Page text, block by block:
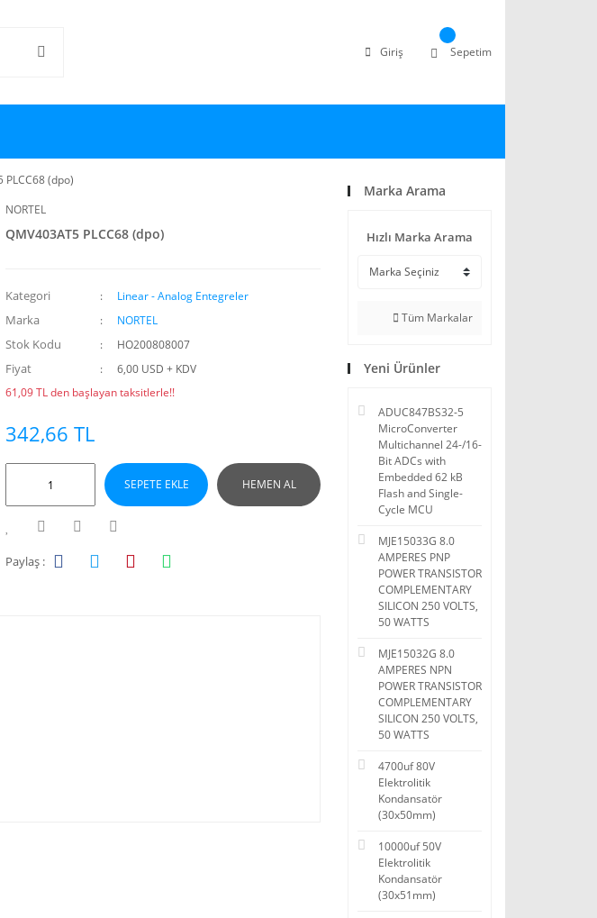
Giriş Sepetim
PLCC68 (dpo)
NORTEL
QMV403AT5 PLCC68 (dpo)
Kategori Linear - Analog Entegreler
Marka NORTEL
Stok Kodu HO200808007
Fiyat
6,00 USD + KDV
61,09 TL den başlayan taksitlerle!!
342,66 TL
SEPETE EKLE HEMEN AL
Paylaş :
Marka Arama
Hızlı Marka Arama
Tüm Markalar
Yeni Ürünler
ADUC847BS32-5
MicroConverter
Multichannel 24-/16-
Bit ADCs with
Embedded 62 kB
Flash and Single-
Cycle MCU
MJE15033G 8.0
AMPERES PNP
POWER TRANSISTOR
COMPLEMENTARY
SILICON 250 VOLTS,
50 WATTS
MJE15032G 8.0
AMPERES NPN
POWER TRANSISTOR
COMPLEMENTARY
SILICON 250 VOLTS,
50 WATTS
4700uf 80V
Elektrolitik
Kondansatör
(30x50mm)
10000uf 50V
Elektrolitik
Kondansatör
(30x51mm)